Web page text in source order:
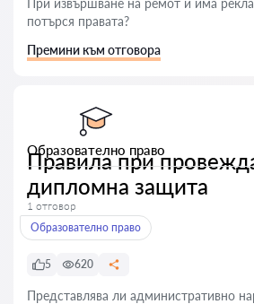
При извършване на ремот и има
потърся правата?
Премини към отговора
Образователно право
Правила при
дипломна защита
1 отговор
Образователно право
5 620
Представлява ли административно